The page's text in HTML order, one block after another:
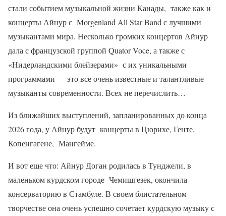
стали событием музыкальной жизни Канады, также как и
концерты Айнур с Morgenland All Star Band с лучшими
музыкантами мира. Несколько громких концертов Айнур
дала с французской группой Quator Voce, а также с
«Нидерландскими блейзерами» с их уникальными
программами — это все очень известные и талантливые
музыканты современности. Всех не перечислить…
Из ближайших выступлений, запланированных до конца
2026 года, у Айнур будут концерты в Цюрихе, Генте,
Копенгагене, Мангейме.
И вот еще что: Айнур Доган родилась в Тунджели, в
маленьком курдском городе Чемишгезек, окончила
консерваторию в Стамбуле. В своем блистательном
творчестве она очень успешно сочетает курдскую музыку с